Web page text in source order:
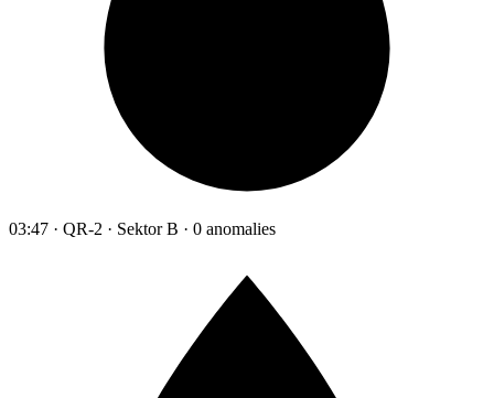
03:47 · QR-2 · Sektor B · 0 anomalies